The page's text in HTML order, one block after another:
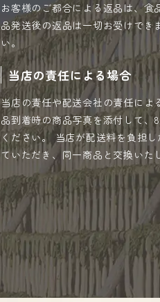
お客様のご都合による返品は、食
品発送後の返品は一切お受けでき
い。
当店の責任による場合
当店の責任や配送会社の責任によ
品到着時の商品写真を添付して、
ください。 当店が配送料を負担
ていただき、同一商品と交換いた